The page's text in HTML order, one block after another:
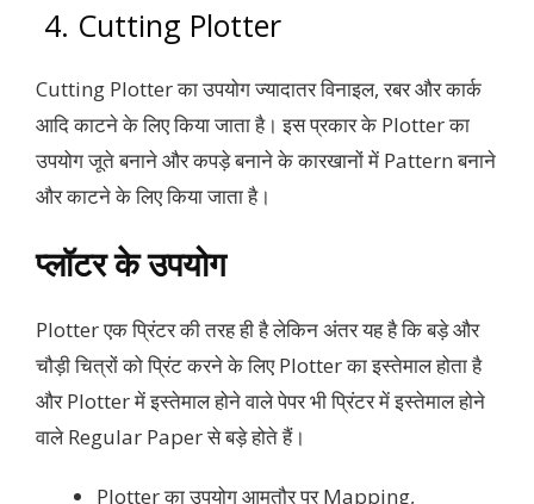
4. Cutting Plotter
Cutting Plotter का उपयोग ज्यादातर विनाइल, रबर और कार्क
आदि काटने के लिए किया जाता है। इस प्रकार के Plotter का
उपयोग जूते बनाने और कपड़े बनाने के कारखानों में Pattern बनाने
और काटने के लिए किया जाता है।
प्लॉटर के उपयोग
Plotter एक प्रिंटर की तरह ही है लेकिन अंतर यह है कि बड़े और
चौड़ी चित्रों को प्रिंट करने के लिए Plotter का इस्तेमाल होता है
और Plotter में इस्तेमाल होने वाले पेपर भी प्रिंटर में इस्तेमाल होने
वाले Regular Paper से बड़े होते हैं।
Plotter का उपयोग आमतौर पर Mapping,